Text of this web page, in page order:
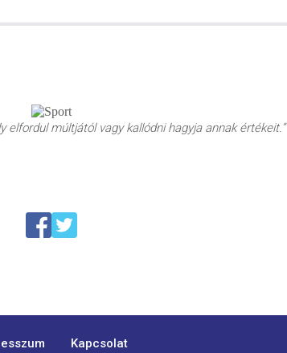
elfordul múltjától vagy kallódni hagyja annak értékeit.”
Kapcsolat